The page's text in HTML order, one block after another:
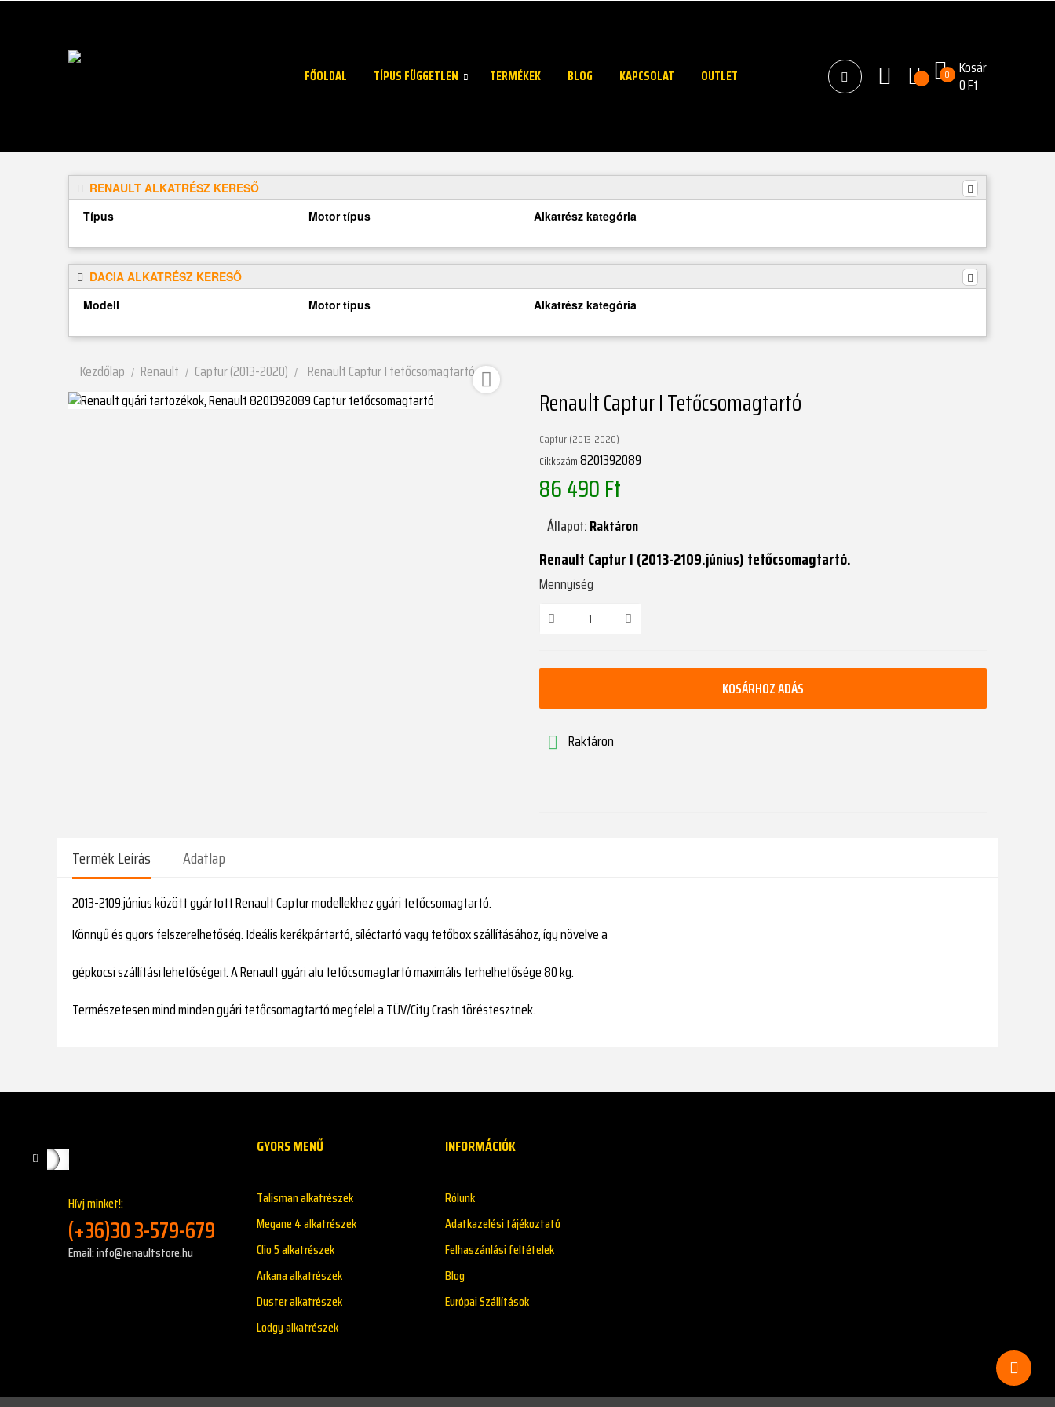
FŐOLDAL TÍPUS FÜGGETLEN TERMÉKEK BLOG KAPCSOLAT OUTLET 0 Kosár
0 Ft
RENAULT ALKATRÉSZ KERESŐ
Típus
Motor típus Alkatrész kategória
DACIA ALKATRÉSZ KERESŐ
Modell
Motor típus Alkatrész kategória
Kezdőlap Renault Captur (2013-2020) Renault Captur I tetőcsomagtartó 
Renault Captur I Tetőcsomagtartó
Captur (2013-2020)
Cikkszám8201392089
86 490 Ft
Állapot:Raktáron
Renault Captur I (2013-2109.június) tetőcsomagtartó.
Mennyiség
KOSÁRHOZ ADÁS
 Raktáron
Termék Leírás Adatlap
2013-2109.június között gyártott Renault Captur modellekhez gyári tetőcsomagtartó.
Könnyű és gyors felszerelhetőség. Ideális kerékpártartó, síléctartó vagy tetőbox szállításához, így növelve a
gépkocsi szállítási lehetőségeit. A Renault gyári alu tetőcsomagtartó maximális terhelhetősége 80 kg.
Természetesen mind minden gyári tetőcsomagtartó megfelel a TÜV/City Crash töréstesztnek.
Hívj minket!:
(+36)30 3-579-679
Email: info@renaultstore.hu
GYORS MENŰ
Talisman alkatrészek
Megane 4 alkatrészek
Clio 5 alkatrészek
Arkana alkatrészek
Duster alkatrészek
Lodgy alkatrészek
INFORMÁCIÓK
Rólunk
Adatkazelési tájékoztató
Felhaszánlási feltételek
Blog
Európai Szállítások